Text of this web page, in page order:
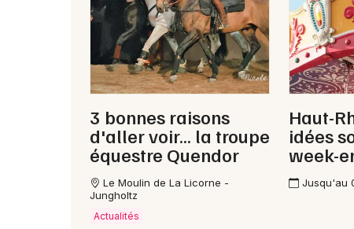
3 bonnes raisons
d'aller voir... la troupe
équestre Quendor
Le Moulin de La Licorne -
Jungholtz
Actualités
Haut-
idées
week-
Jusqu'au